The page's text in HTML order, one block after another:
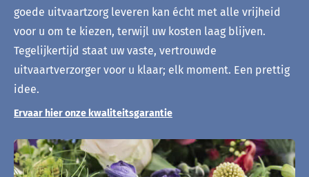
goede uitvaartzorg leveren kan écht met alle vrijheid
voor u om te kiezen, terwijl uw kosten laag blijven.
Tegelijkertijd staat uw vaste, vertrouwde
uitvaartverzorger voor u klaar; elk moment. Een prettig
idee.
Ervaar hier onze kwaliteitsgarantie